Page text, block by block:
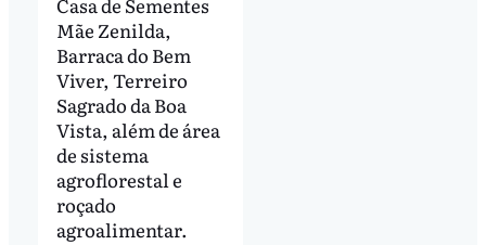
Mãe Zenilda,
Barraca do Bem
Viver, Terreiro
Sagrado da Boa
Vista, além de área
de sistema
agroflorestal e
roçado
agroalimentar.